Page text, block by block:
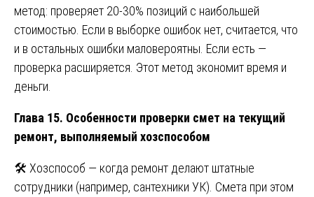
метод: проверяет 20-30% позиций с наибольшей
стоимостью. Если в выборке ошибок нет, считается, что
и в остальных ошибки маловероятны. Если есть —
проверка расширяется. Этот метод экономит время и
деньги.
Глава 15. Особенности проверки смет на текущий
ремонт, выполняемый хозспособом
🛠️ Хозспособ — когда ремонт делают штатные
сотрудники (например, сантехники УК). Смета при этом